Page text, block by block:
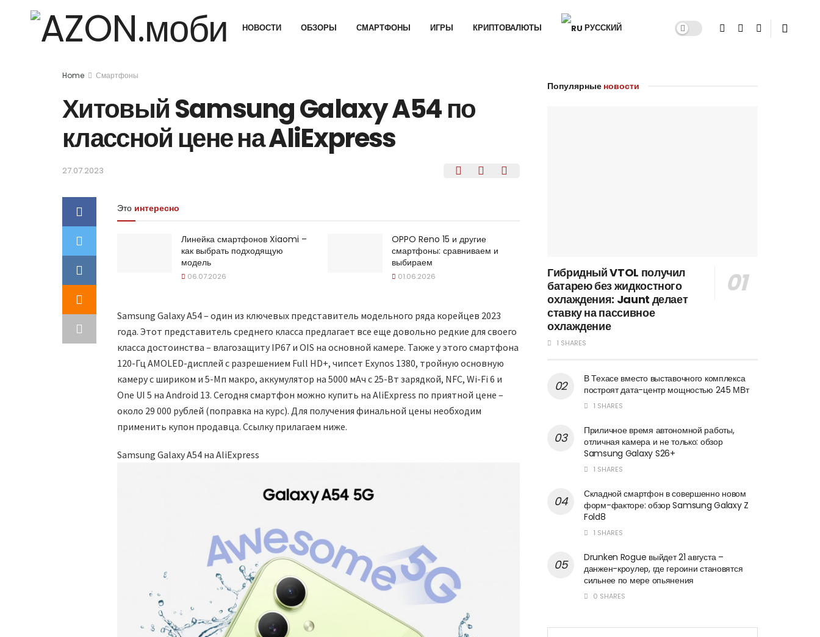
НОВОСТИ ОБЗОРЫ СМАРТФОНЫ ИГРЫ КРИПТОВАЛЮТЫ РУССКИЙ
Home Смартфоны
Хитовый Samsung Galaxy A54 по
классной цене на AliExpress
27.07.2023
Это интересно
Линейка смартфонов Xiaomi –
как выбрать подходящую
модель
06.07.2026
OPPO Reno 15 и другие
смартфоны: сравниваем и
выбираем
01.06.2026
Samsung Galaxy A54 – один из ключевых представитель модельного ряда корейцев 2023
года. Этот представитель среднего класса предлагает все еще довольно редкие для своего
класса достоинства – влагозащиту IP67 и OIS на основной камере. Также у этого смартфона
120-Гц AMOLED-дисплей с разрешением Full HD+, чипсет Exynos 1380, тройную основную
камеру с шириком и 5-Мп макро, аккумулятор на 5000 мАч с 25-Вт зарядкой, NFC, Wi-Fi 6 и
One UI 5 на Android 13. Сегодня смартфон можно купить на AliExpress по приятной цене –
около 29 000 рублей (поправка на курс). Для получения финальной цены необходим
применить купон продавца. Ссылку прилагаем ниже.
Samsung Galaxy A54 на AliExpress
Популярные новости
Гибридный VTOL получил
батарею без жидкостного
охлаждения: Jaunt делает
ставку на пассивное
охлаждение
1 SHARES
В Техасе вместо выставочного комплекса
построят дата-центр мощностью 245 МВт
1 SHARES
Приличное время автономной работы,
отличная камера и не только: обзор
Samsung Galaxy S26+
1 SHARES
Складной смартфон в совершенно новом
форм-факторе: обзор Samsung Galaxy Z
Fold8
1 SHARES
Drunken Rogue выйдет 21 августа –
данжен-кроулер, где героини становятся
сильнее по мере опьянения
0 SHARES